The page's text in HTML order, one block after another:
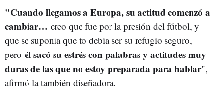
"Cuando llegamos a Europa, su actitud comenzó a
cambiar… creo que fue por la presión del fútbol, y
que se suponía que to debía ser su refugio seguro,
pero él sacó su estrés con palabras y actitudes muy
duras de las que no estoy preparada para hablar",
afirmó la también diseñadora.